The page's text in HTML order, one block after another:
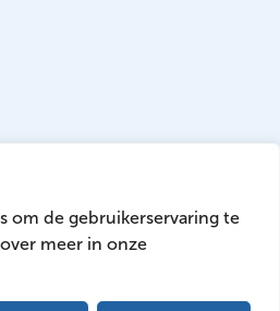
om de gebruikerservaring te
meer in onze